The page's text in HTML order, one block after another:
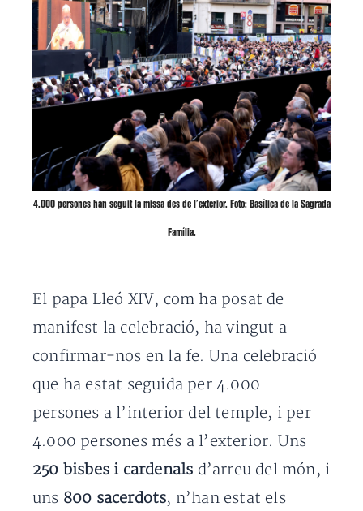
4.000 persones han seguit la missa des de l’exterior. Foto: Basílica de la Sagrada
Família.
El papa Lleó XIV, com ha posat de
manifest la celebració, ha vingut a
confirmar-nos en la fe. Una celebració
que ha estat seguida per 4.000
persones a l’interior del temple, i per
4.000 persones més a l’exterior. Uns
250 bisbes i cardenals d’arreu del món, i
uns 800 sacerdots, n’han estat els